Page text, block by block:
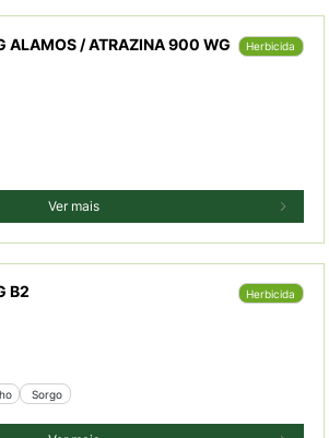
ALAMOS / ATRAZINA 900 WG
Herbicida
Ver mais
B2 Herbicida
Sorgo